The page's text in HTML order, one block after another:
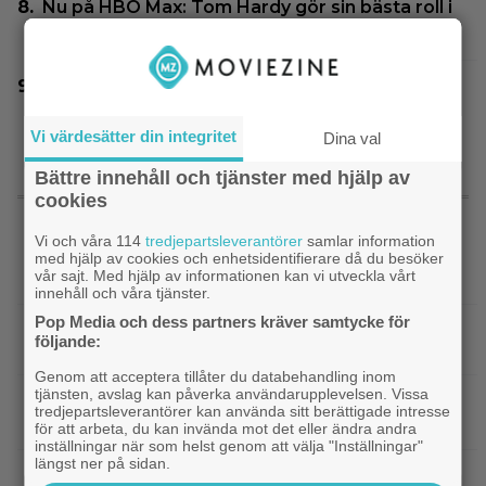
Nu på HBO Max: Tom Hardy gör sin bästa roll i
Svensk superhjältefilm landar på HBO Max
Prime Video |Fängslande action i Daniel
Radcliffes drama från 2020 – nu på streaming
KRÖNIKA: Pssst…sanningen är att du inte
behöver se ”The Odyssey” i IMAX
Klassiker|Glöm ”Nyckeln till frihet” – tidernas
bästa fängelsefilm är korad
Exklusivt |Vilhelm Blomgren blev uppläxad av Ari
Vi värdesätter din integritet Dina val
Bättre innehåll och tjänster med hjälp av
cookies
Vi och våra 114tredjepartsleverantörer samlar information
med hjälp av cookies och enhetsidentifierare då du besöker
vår sajt. Med hjälp av informationen kan vi utveckla vårt
innehåll och våra tjänster.
Pop Media och dess partners kräver samtycke för
följande:
Genom att acceptera tillåter du databehandling inom
tjänsten, avslag kan påverka användarupplevelsen. Vissa
tredjepartsleverantörer kan använda sitt berättigade intresse
för att arbeta, du kan invända mot det eller ändra andra
inställningar när som helst genom att välja "Inställningar"
längst ner på sidan.